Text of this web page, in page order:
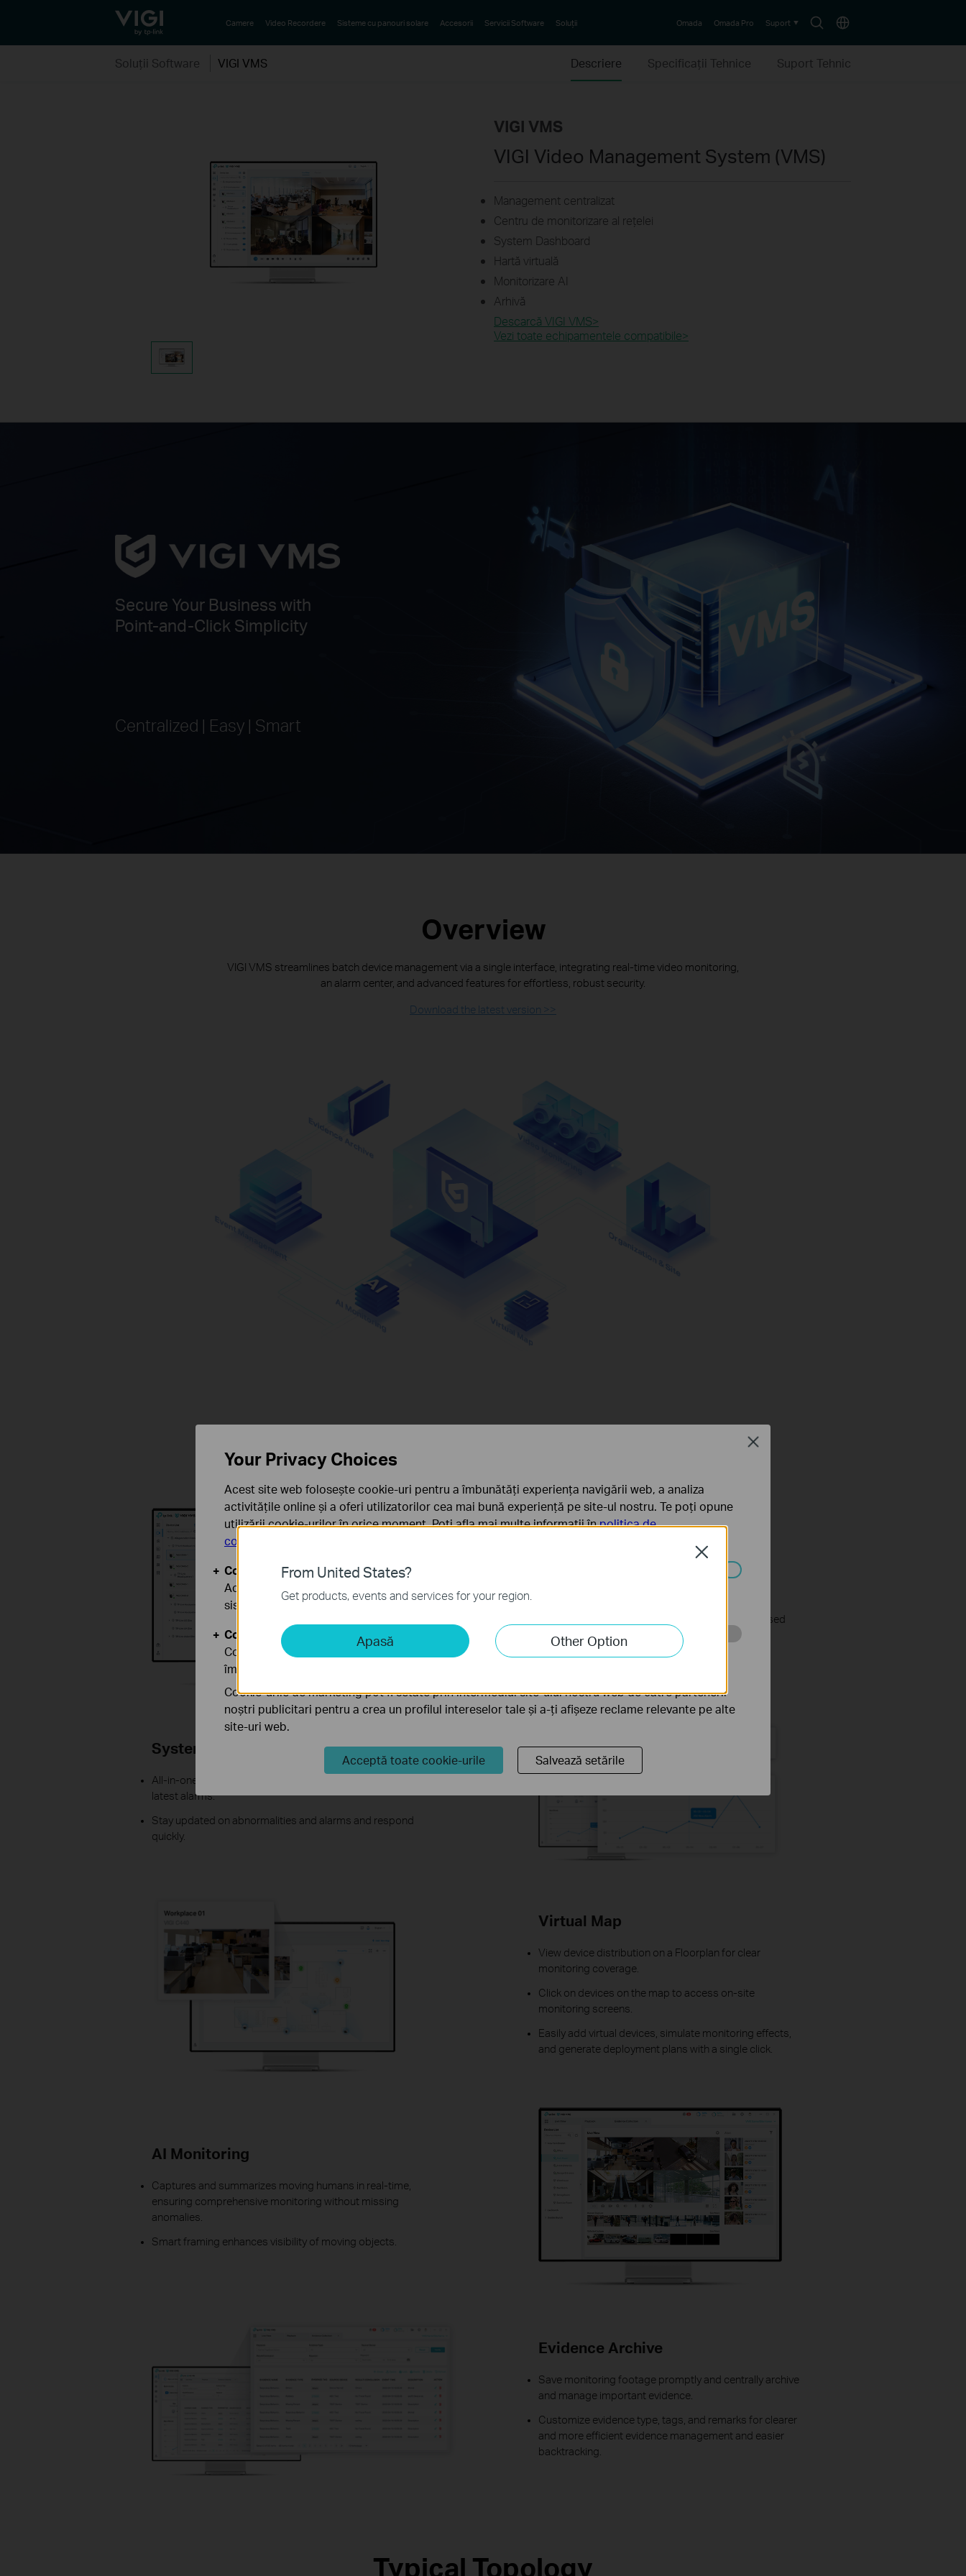
TP-Link, Reliably Smart
SearchChoose
Camere Video Recordere Sisteme cu panouri solare Accesorii Servicii Software Soluții Omada Omada Pro Suport
Soluții Software VIGI VMS Descriere Specificaţii Tehnice Suport Tehnic
VIGI VMS
VIGI Video Management System (VMS)
Management centralizat
Centru de monitorizare al rețelei
System Dashboard
Hartă virtuală
Monitorizare AI
Arhivă
Descarcă VIGI VMS>​
Vezi toate echipamentele compatibile>​
Secure Your Business with
Point-and-Click Simplicity
Centralized | Easy | Smart
Overview
VIGI VMS streamlines batch device management via a single interface, integrating real-time video monitoring,
an alarm center, and advanced features for effortless, robust security.
Download the latest version >>
Key Benefits
Customize views and quickly access frequently used
monitoring devices.
System Dashboard
All-in-one display of device status, alarm trends, and the
latest alarms.
Stay updated on abnormalities and alarms and respond
quickly.
Virtual Map
View device distribution on a Floorplan for clear
monitoring coverage.
Click on devices on the map to access on-site
monitoring screens.
Easily add virtual devices, simulate monitoring effects,
and generate deployment plans with a single click.
AI Monitoring
Captures and summarizes moving humans in real-time,
ensuring comprehensive monitoring without missing
anomalies.
Smart framing enhances visibility of moving objects.
Evidence Archive
Save monitoring footage promptly and centrally archive
and manage important evidence.
Customize evidence type, tags, and remarks for clearer
and more efficient evidence management and easier
backtracking.
Typical Topology
From United States?
Get products, events and services for your region.
Apasă Other Option
Close
Your Privacy Choices
Acest site web folosește cookie-uri pentru a îmbunătăți experiența navigării web, a analiza
activitățile online și a oferi utilizatorilor cea mai bună experiență pe site-ul nostru. Te poți opune
utilizării cookie-urilor în orice moment. Poți afla mai multe informații înpolitica de
confidențialitate
Cookie-uri de bază
Aceste cookie-uri sunt necesare pentru funcționarea site-ului web și nu pot fi dezactivate în
sistemele tale
Cookie-uri de analiză și marketing
Cookie-urile de analiză ne permit să analizăm activitățile tale de pe site-ul nostru web a
îmbunătăți și ajusta funcționalitatea site-ului.
Cookie-urile de marketing pot fi setate prin intermediul site-ului nostru web de către partenerii
noștri publicitari pentru a crea un profilul intereselor tale și a-ți afișeze reclame relevante pe alte
site-uri web.
Acceptă toate cookie-urile Salvează setările
Close